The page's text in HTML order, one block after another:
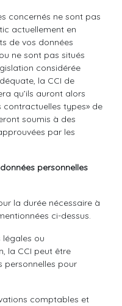
concernés ne sont pas
actuellement en
de vos données
ne sont pas situés
considérée
la CCI de
qu’ils auront alors
contractuelles types» de
soumis à des
par les
personnelles
la durée nécessaire à
ci-dessus.
ou
la CCI peut être
personnelles pour
comptables et